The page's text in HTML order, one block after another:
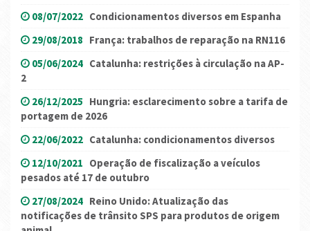
08/07/2022 Condicionamentos diversos em Espanha
29/08/2018 França: trabalhos de reparação na RN116
05/06/2024 Catalunha: restrições à circulação na AP-
2
26/12/2025 Hungria: esclarecimento sobre a tarifa de
portagem de 2026
22/06/2022 Catalunha: condicionamentos diversos
12/10/2021 Operação de fiscalização a veículos
pesados até 17 de outubro
27/08/2024 Reino Unido: Atualização das
notificações de trânsito SPS para produtos de origem